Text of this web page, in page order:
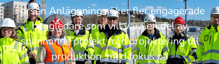
Forsen Anläggning söker fler engagerade
byggledare som vill vara en del av
spännande projekt från projektering till
produktion, med fokus på